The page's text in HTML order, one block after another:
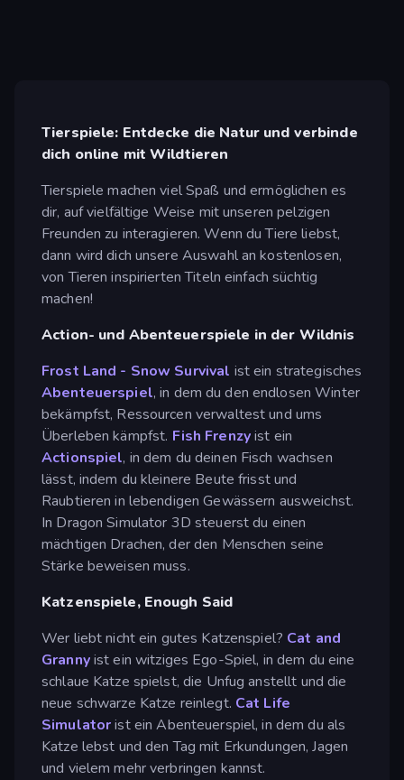
Tierspiele: Entdecke die Natur und verbinde
dich online mit Wildtieren
Tierspiele machen viel Spaß und ermöglichen es
dir, auf vielfältige Weise mit unseren pelzigen
Freunden zu interagieren. Wenn du Tiere liebst,
dann wird dich unsere Auswahl an kostenlosen,
von Tieren inspirierten Titeln einfach süchtig
machen!
Action- und Abenteuerspiele in der Wildnis
Frost Land - Snow Survival ist ein strategisches
Abenteuerspiel, in dem du den endlosen Winter
bekämpfst, Ressourcen verwaltest und ums
Überleben kämpfst. Fish Frenzyist ein
Actionspiel, in dem du deinen Fisch wachsen
lässt, indem du kleinere Beute frisst und
Raubtieren in lebendigen Gewässern ausweichst.
In Dragon Simulator 3D steuerst du einen
mächtigen Drachen, der den Menschen seine
Stärke beweisen muss.
Katzenspiele, Enough Said
Wer liebt nicht ein gutes Katzenspiel? Cat and
Grannyist ein witziges Ego-Spiel, in dem du eine
schlaue Katze spielst, die Unfug anstellt und die
neue schwarze Katze reinlegt. Cat Life
Simulatorist ein Abenteuerspiel, in dem du als
Katze lebst und den Tag mit Erkundungen, Jagen
und vielem mehr verbringen kannst.